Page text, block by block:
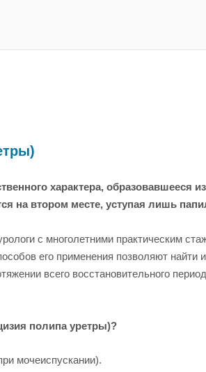
характера, образовавшееся
на втором месте, уступая лишь
с многолетними практическим
его применения позволяют
всего восстановительного
полипа уретры)?
мочеиспускании).